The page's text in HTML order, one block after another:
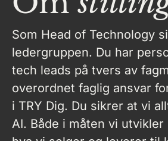
Som Head of Technology
ledergruppen. Du har
tech leads på tvers av
overordnet faglig ansvar
i TRY Dig. Du sikrer at vi
AI. Både i måten vi